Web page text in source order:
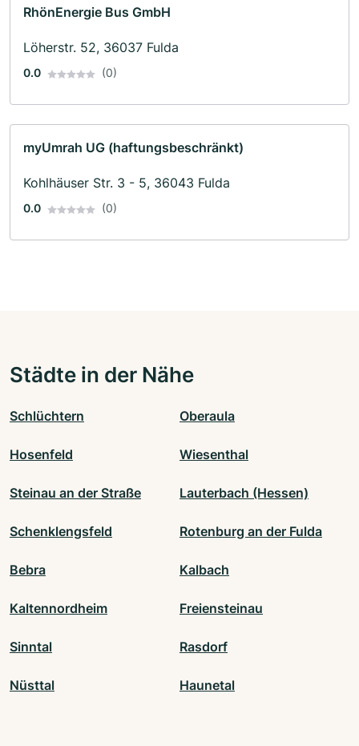
RhönEnergie Bus GmbH
Löherstr. 52, 36037 Fulda
0.0 (0)
myUmrah UG (haftungsbeschränkt)
Kohlhäuser Str. 3 - 5, 36043 Fulda
0.0 (0)
Städte in der Nähe
Schlüchtern Oberaula
Hosenfeld Wiesenthal
Steinau an der Straße Lauterbach (Hessen)
Schenklengsfeld Rotenburg an der Fulda
Bebra Kalbach
Kaltennordheim Freiensteinau
Sinntal Rasdorf
Nüsttal Haunetal